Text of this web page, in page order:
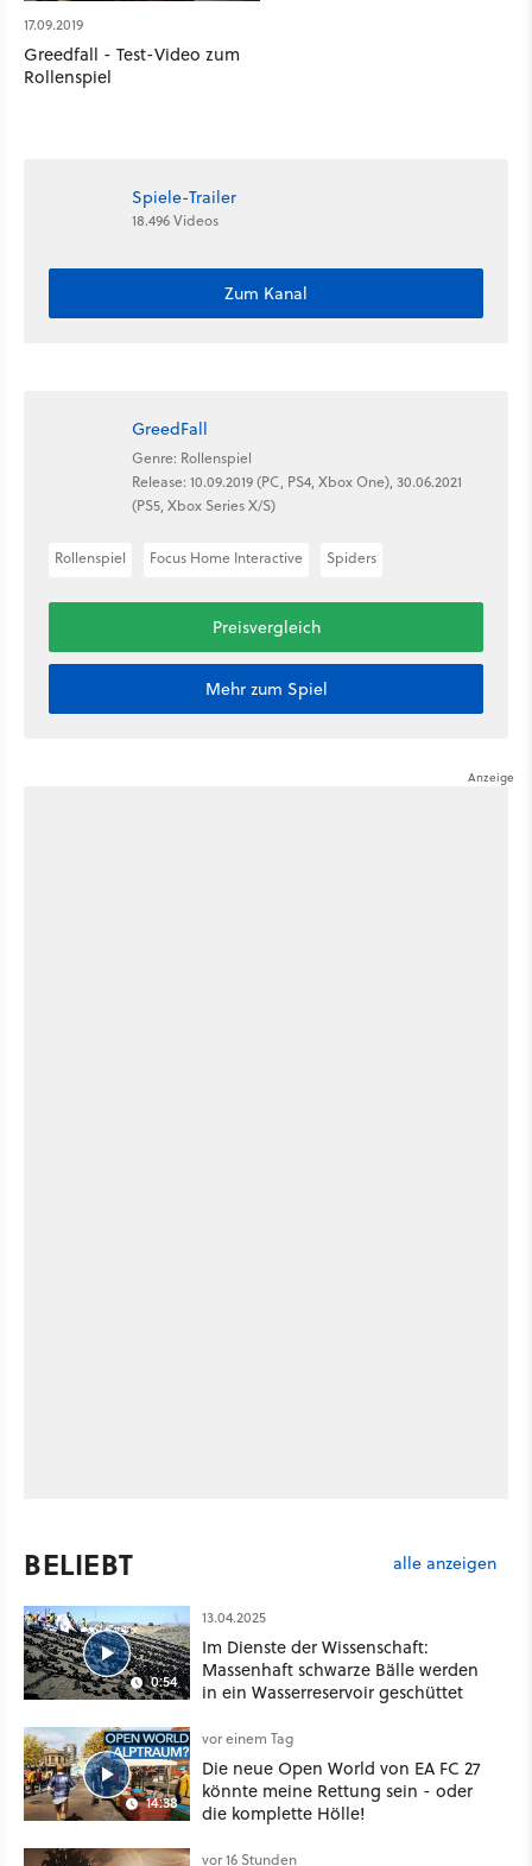
17.09.2019
Greedfall - Test-Video zum
Rollenspiel
Spiele-Trailer
18.496 Videos
Zum Kanal
GreedFall
Genre: Rollenspiel
Release: 10.09.2019 (PC, PS4, Xbox One), 30.06.2021
(PS5, Xbox Series X/S)
Rollenspiel Focus Home Interactive Spiders
Preisvergleich
Mehr zum Spiel
BELIEBT alle anzeigen
0:54
13.04.2025
Im Dienste der Wissenschaft:
Massenhaft schwarze Bälle werden
in ein Wasserreservoir geschüttet
14:38
vor einem Tag
Die neue Open World von EA FC 27
könnte meine Rettung sein - oder
die komplette Hölle!
vor 16 Stunden